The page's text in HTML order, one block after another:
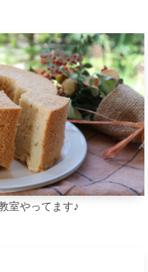
室やってます♪